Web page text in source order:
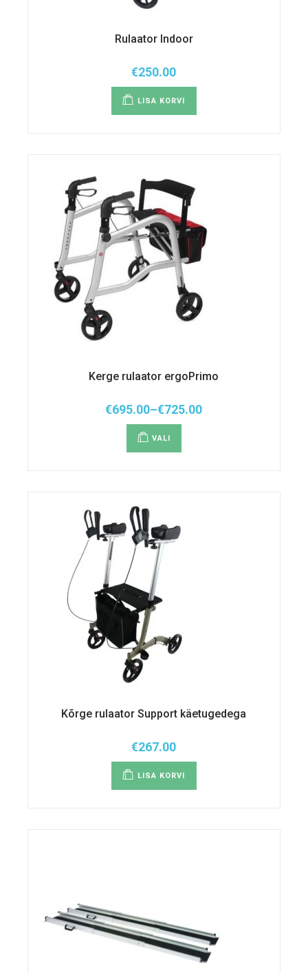
Rulaator Indoor
€250.00
LISA KORVI
Kerge rulaator ergoPrimo
€695.00–€725.00
Hinnavahemik:
€695.00
kuni
€725.00
VALI
mitu
Kõrge rulaator Support käetugedega
€267.00
LISA KORVI